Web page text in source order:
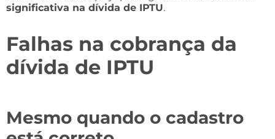
significativa na dívida de IPTU.
Falhas na cobrança da
dívida de IPTU
Mesmo quando o cadastro